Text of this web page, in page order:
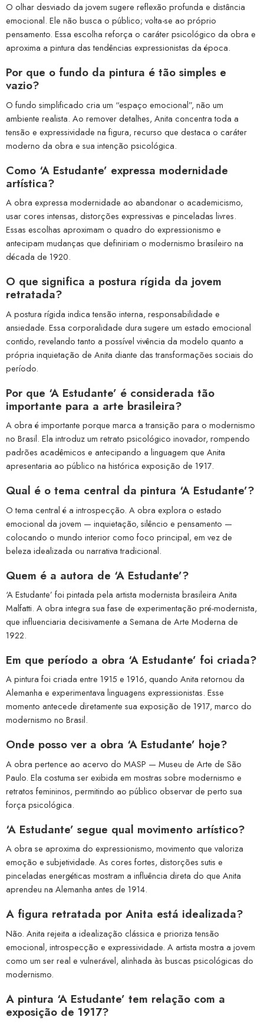
O olhar desviado da jovem sugere reflexão profunda e distância
emocional. Ele não busca o público; volta-se ao próprio
pensamento. Essa escolha reforça o caráter psicológico da obra e
aproxima a pintura das tendências expressionistas da época.
Por que o fundo da pintura é tão simples e
vazio?
O fundo simplificado cria um “espaço emocional”, não um
ambiente realista. Ao remover detalhes, Anita concentra toda a
tensão e expressividade na figura, recurso que destaca o caráter
moderno da obra e sua intenção psicológica.
Como ‘A Estudante’ expressa modernidade
artística?
A obra expressa modernidade ao abandonar o academicismo,
usar cores intensas, distorções expressivas e pinceladas livres.
Essas escolhas aproximam o quadro do expressionismo e
antecipam mudanças que definiriam o modernismo brasileiro na
década de 1920.
O que significa a postura rígida da jovem
retratada?
A postura rígida indica tensão interna, responsabilidade e
ansiedade. Essa corporalidade dura sugere um estado emocional
contido, revelando tanto a possível vivência da modelo quanto a
própria inquietação de Anita diante das transformações sociais do
período.
Por que ‘A Estudante’ é considerada tão
importante para a arte brasileira?
A obra é importante porque marca a transição para o modernismo
no Brasil. Ela introduz um retrato psicológico inovador, rompendo
padrões acadêmicos e antecipando a linguagem que Anita
apresentaria ao público na histórica exposição de 1917.
Qual é o tema central da pintura ‘A Estudante’?
O tema central é a introspecção. A obra explora o estado
emocional da jovem — inquietação, silêncio e pensamento —
colocando o mundo interior como foco principal, em vez de
beleza idealizada ou narrativa tradicional.
Quem é a autora de ‘A Estudante’?
‘A Estudante’ foi pintada pela artista modernista brasileira Anita
Malfatti. A obra integra sua fase de experimentação pré-modernista,
que influenciaria decisivamente a Semana de Arte Moderna de
1922.
Em que período a obra ‘A Estudante’ foi criada?
A pintura foi criada entre 1915 e 1916, quando Anita retornou da
Alemanha e experimentava linguagens expressionistas. Esse
momento antecede diretamente sua exposição de 1917, marco do
modernismo no Brasil.
Onde posso ver a obra ‘A Estudante’ hoje?
A obra pertence ao acervo do MASP — Museu de Arte de São
Paulo. Ela costuma ser exibida em mostras sobre modernismo e
retratos femininos, permitindo ao público observar de perto sua
força psicológica.
‘A Estudante’ segue qual movimento artístico?
A obra se aproxima do expressionismo, movimento que valoriza
emoção e subjetividade. As cores fortes, distorções sutis e
pinceladas energéticas mostram a influência direta do que Anita
aprendeu na Alemanha antes de 1914.
A figura retratada por Anita está idealizada?
Não. Anita rejeita a idealização clássica e prioriza tensão
emocional, introspecção e expressividade. A artista mostra a jovem
como um ser real e vulnerável, alinhada às buscas psicológicas do
modernismo.
A pintura ‘A Estudante’ tem relação com a
exposição de 1917?